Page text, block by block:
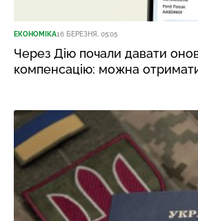
ЕКОНОМІКА16 БЕРЕЗНЯ, 05:05
Через Дію почали давати
компенсацію: можна отримати